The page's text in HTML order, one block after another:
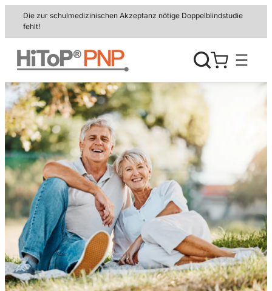
Zum
Inhalt
Die zur schulmedizinischen Akzeptanz nötige Doppelblindstudie
fehlt!